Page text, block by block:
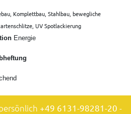
Komplettbau, Stahlbau, bewegliche
UV Spotlackierung
Energie
+49 6131-98281-20 -